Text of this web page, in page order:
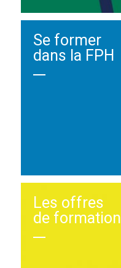
Se former
dans la FPH
Les offres
de formation